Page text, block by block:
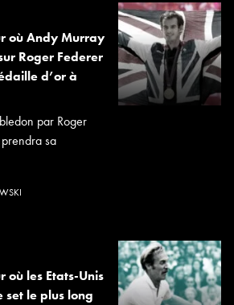
où Andy Murray
Roger Federer
d’or à
par Roger
sa
où les Etats-Unis
set le plus long